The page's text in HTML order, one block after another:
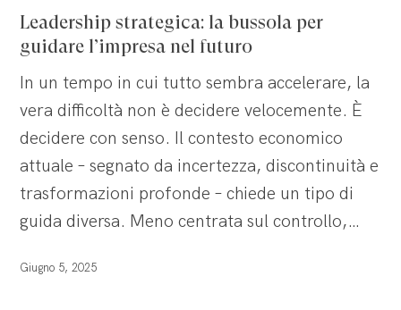
la
bussola
guidare
l’impresa
nel
futuro
Leadership strategica: la bussola per
guidare l’impresa nel futuro
In un tempo in cui tutto sembra accelerare, la
vera difficoltà non è decidere velocemente. È
decidere con senso. Il contesto economico
attuale – segnato da incertezza, discontinuità e
trasformazioni profonde – chiede un tipo di
guida diversa. Meno centrata sul controllo,…
Giugno 5, 2025